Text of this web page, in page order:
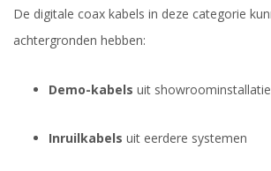
De digitale coax kabels in deze categorie
achtergronden hebben:
Demo-kabels uit
Inruilkabels uit eerdere systemen